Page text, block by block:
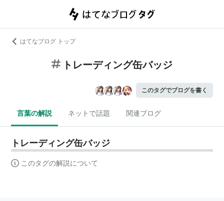
はてなブログ トップ
トレーディング缶バッジ
このタグでブログを書く
言葉の解説 ネットで話題 関連ブログ
トレーディング缶バッジ
このタグの解説について